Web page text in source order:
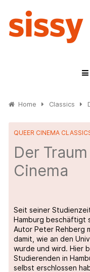
Home Classics
QUEER CINEMA
Der
Cinema
Seit seiner
Hamburg beschäftigt
Autor Peter Rehberg
damit, wie an den
wurde und wird. Hier
Studierenden in
selbst erschlossen